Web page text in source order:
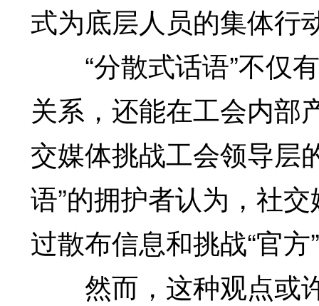
式为底层人员的集体行
“分散式话语”不仅有
关系，还能在工会内部
交媒体挑战工会领导层
语”的拥护者认为，社
过散布信息和挑战“官
然而，这种观点或